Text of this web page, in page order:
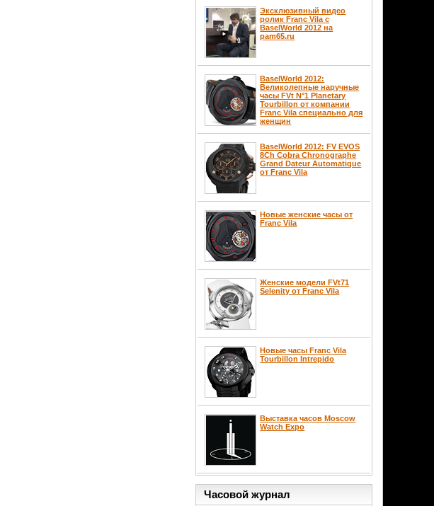
Эксклюзивный видео
ролик Franc Vila с
BaselWorld 2012 на
pam65.ru
BaselWorld 2012:
Великолепные наручные
часы FVt N°1 Planetary
Tourbillon от компании
Franc Vila специально для
женщин
BaselWorld 2012: FV EVOS
8Ch Cobra Chronographe
Grand Dateur Automatique
от Franc Vila
Новые женские часы от
Franc Vila
Женские модели FVt71
Selenity от Franc Vila
Новые часы Franc Vila
Tourbillon Intrepido
Выставка часов Moscow
Watch Expo
Часовой журнал